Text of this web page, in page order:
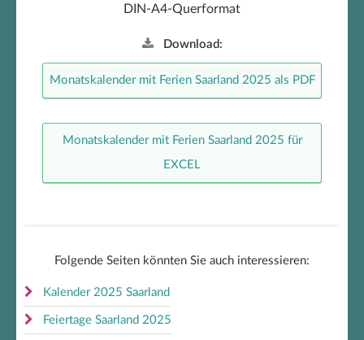
DIN-A4-Querformat
Download:
Monatskalender mit Ferien Saarland 2025 als PDF
Monatskalender mit Ferien Saarland 2025 für
EXCEL
Folgende Seiten könnten Sie auch interessieren:
Kalender 2025 Saarland
Feiertage Saarland 2025